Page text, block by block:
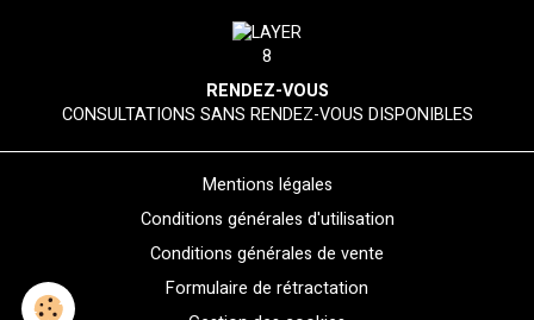
RENDEZ-VOUS
CONSULTATIONS SANS RENDEZ-VOUS DISPONIBLES
Mentions légales
Conditions générales d'utilisation
Conditions générales de vente
Formulaire de rétractation